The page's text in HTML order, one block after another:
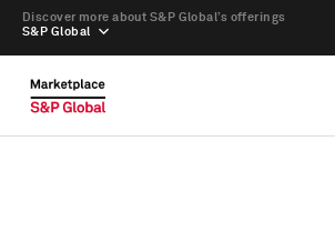
S&P Global
Discover more about S&P Global’s offerings